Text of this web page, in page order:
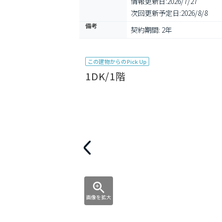
次回更新予定日:2026/8/8
備考 契約期間: 2年
この建物からのPick Up
1DK/1階
画像を拡大